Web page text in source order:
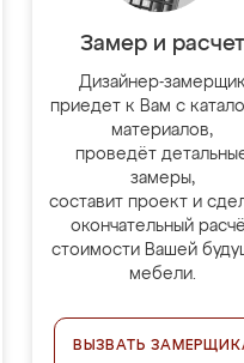
Замер и расчет
Дизайнер-замерщик
приедет к Вам с
материалов,
проведёт
замеры,
составит проект и
окончательный
стоимости Вашей
мебели.
ВЫЗВАТЬ